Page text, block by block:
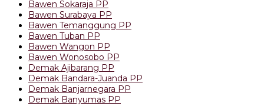
Bawen Sokaraja PP
Bawen Surabaya PP
Bawen Temanggung PP
Bawen Tuban PP
Bawen Wangon PP
Bawen Wonosobo PP
Demak Ajibarang PP
Demak Bandara-Juanda PP
Demak Banjarnegara PP
Demak Banyumas PP